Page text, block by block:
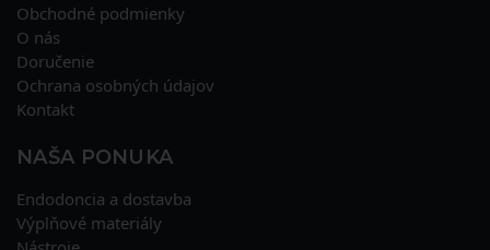
Obchodné podmienky
O nás
Doručenie
Ochrana osobných údajov
Kontakt
NAŠA PONUKA
Endodoncia a dostavba
Výplňové materiály